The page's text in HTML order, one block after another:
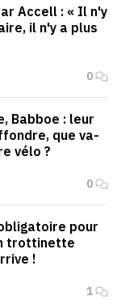
Accell : « Il n'y
il n'y a plus
0
Babboe : leur
que va-
vélo ?
0
pour
trottinette
!
1